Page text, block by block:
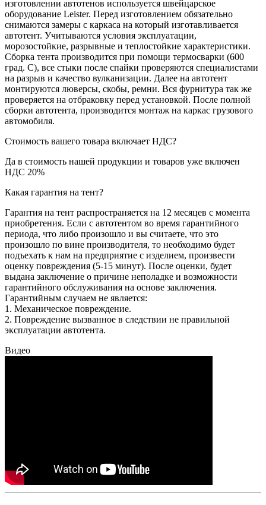
изготовлении автотенов используется швейцарское
оборудование Leister. Перед изготовлением обязательно
снимаются замеры с каркаса на который изготавливается
автотент. Учитываются условия эксплуатации,
морозостойкие, разрывные и теплостойкие характеристики.
Сборка тента производится при помощи термосварки (600
град. С), все стыки после спайки проверяются специалистами
на разрыв и качество вулканизации. Далее на автотент
монтируются люверсы, скобы, ремни. Вся фурнитура так же
проверяется на отбраковку перед установкой. После полной
сборки автотента, производится монтаж на каркас грузового
автомобиля.
Стоимость вашего товара включает НДС?
Да в стоимость нашей продукции и товаров уже включен
НДС 20%
Какая гарантия на тент?
Гарантия на тент распространяется на 12 месяцев с момента
приобретения. Если с автотентом во время гарантийного
периода, что либо произошло и вы считаете, что это
произошло по вине производителя, то необходимо будет
подъехать к нам на предприятие с изделием, произвести
оценку повреждения (5-15 минут). После оценки, будет
выдана заключение о причине неполадке и возможности
гарантийного обслуживания на основе заключения.
Гарантийным случаем не является:
1. Механическое повреждение.
2. Повреждение вызванное в следствии не правильной
эксплуатации автотента.
Видео